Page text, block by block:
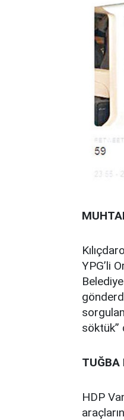
YPG’li
söktük”
TUĞBA
HDP